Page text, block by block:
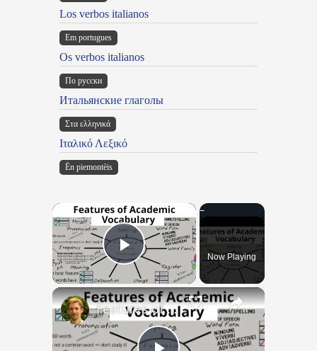
Los verbos italianos
Em portugues
Os verbos italianos
По русски
Итальянские глаголы
Στα ελληνικά
Ιταλικό Λεξικό
Ën piemontèis
×
Play VideoNow Playing
×
Features of Academic Vocabulary